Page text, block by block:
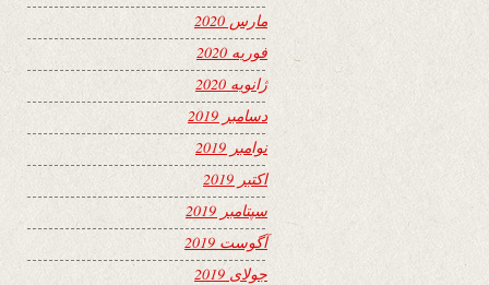
مارس 2020
فوریه 2020
ژانویه 2020
دسامبر 2019
نوامبر 2019
اکتبر 2019
سپتامبر 2019
آگوست 2019
جولای 2019